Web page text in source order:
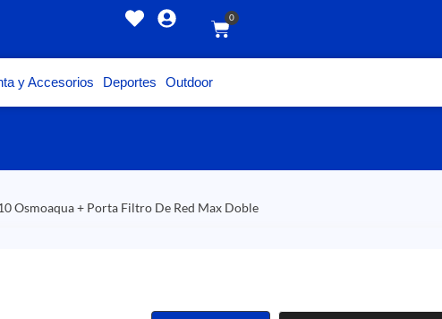
0
y Accesorios Deportes Outdoor
Osmoaqua + Porta Filtro De Red Max Doble